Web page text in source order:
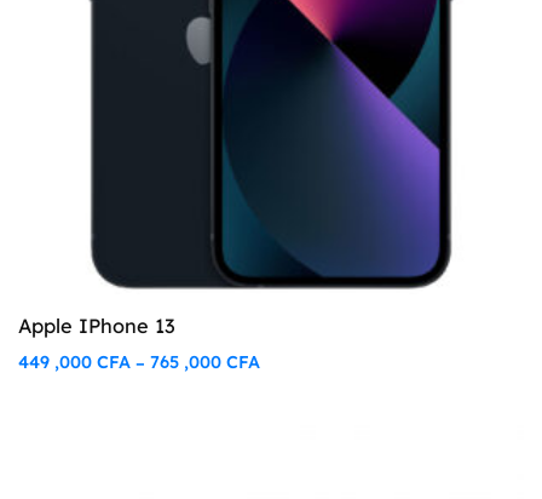
Apple IPhone 13
449 ,000 CFA – 765 ,000 CFA
Plage